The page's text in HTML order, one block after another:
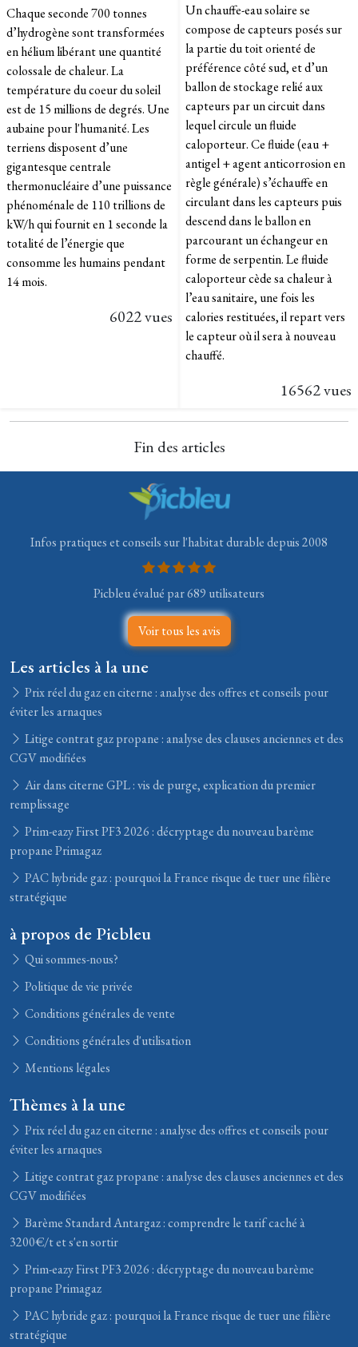
Chaque seconde 700 tonnes
d’hydrogène sont transformées
en hélium libérant une quantité
colossale de chaleur. La
température du coeur du soleil
est de 15 millions de degrés. Une
aubaine pour l'humanité. Les
terriens disposent d’une
gigantesque centrale
thermonucléaire d’une puissance
phénoménale de 110 trillions de
kW/h qui fournit en 1 seconde la
totalité de l’énergie que
consomme les humains pendant
14 mois.
6022 vues
Un chauffe-eau solaire se
compose de capteurs posés sur
la partie du toit orienté de
préférence côté sud, et d’un
ballon de stockage relié aux
capteurs par un circuit dans
lequel circule un fluide
caloporteur. Ce fluide (eau +
antigel + agent anticorrosion en
règle générale) s’échauffe en
circulant dans les capteurs puis
descend dans le ballon en
parcourant un échangeur en
forme de serpentin. Le fluide
caloporteur cède sa chaleur à
l’eau sanitaire, une fois les
calories restituées, il repart vers
le capteur où il sera à nouveau
chauffé.
16562 vues
Fin des articles
Infos pratiques et conseils sur l'habitat durable depuis 2008
Picbleu évalué par 689 utilisateurs
Voir tous les avis
Les articles à la une
Prix réel du gaz en citerne : analyse des offres et conseils pour
éviter les arnaques
Litige contrat gaz propane : analyse des clauses anciennes et des
CGV modifiées
Air dans citerne GPL : vis de purge, explication du premier
remplissage
Prim-eazy First PF3 2026 : décryptage du nouveau barème
propane Primagaz
PAC hybride gaz : pourquoi la France risque de tuer une filière
stratégique
à propos de Picbleu
Qui sommes-nous?
Politique de vie privée
Conditions générales de vente
Conditions générales d'utilisation
Mentions légales
Thèmes à la une
Prix réel du gaz en citerne : analyse des offres et conseils pour
éviter les arnaques
Litige contrat gaz propane : analyse des clauses anciennes et des
CGV modifiées
Barème Standard Antargaz : comprendre le tarif caché à
3200€/t et s'en sortir
Prim-eazy First PF3 2026 : décryptage du nouveau barème
propane Primagaz
PAC hybride gaz : pourquoi la France risque de tuer une filière
stratégique